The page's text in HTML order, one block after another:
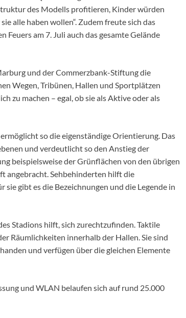
des Modells profitieren, Kinder würden
alle haben wollen“. Zudem freute sich das
am 7. Juli auch das gesamte Gelände
und der Commerzbank-Stiftung die
Wegen, Tribünen, Hallen und Sportplätzen
zu machen – egal, ob sie als Aktive oder als
so die eigenständige Orientierung. Das
und verdeutlicht so den Anstieg der
beispielsweise der Grünflächen von den übrigen
angebracht. Sehbehinderten hilft die
gibt es die Bezeichnungen und die Legende in
Stadions hilft, sich zurechtzufinden. Taktile
Räumlichkeiten innerhalb der Hallen. Sie sind
und verfügen über die gleichen Elemente
und WLAN belaufen sich auf rund 25.000